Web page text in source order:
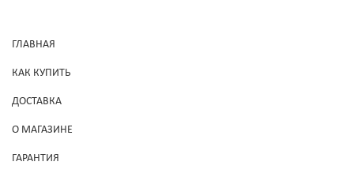
ГЛАВНАЯ
КАК КУПИТЬ
ДОСТАВКА
О МАГАЗИНЕ
ГАРАНТИЯ